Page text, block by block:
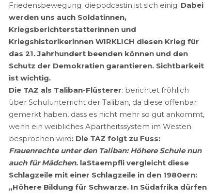
Friedensbewegung. diepodcastin ist sich einig: Dabei
werden uns auch Soldatinnen,
Kriegsberichterstatterinnen und
Kriegshistorikerinnen WIRKLICH diesen Krieg für
das 21. Jahrhundert beenden können und den
Schutz der Demokratien garantieren. Sichtbarkeit
ist wichtig.
Die TAZ als Taliban-Flüsterer: berichtet fröhlich
über Schulunterricht der Taliban, da diese offenbar
gemerkt haben, dass es nicht mehr so gut ankommt,
wenn ein weibliches Apartheitssystem im Westen
besprochen wird: Die TAZ folgt zu Fuss:
Frauenrechte unter den Taliban: Höhere Schule nun
auch für Mädchen.laStaempfli vergleicht diese
Schlagzeile mit einer Schlagzeile in den 1980ern:
„Höhere Bildung für Schwarze. In Südafrika dürfen